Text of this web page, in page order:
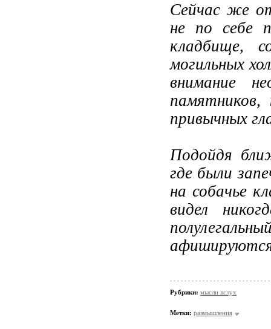
Сейчас же
не по себе
кладбище,
могильных
внимание
привычных
Подойдя
где были
на собачье
видел
Рубрики: мысли вслух
Метки: размышления